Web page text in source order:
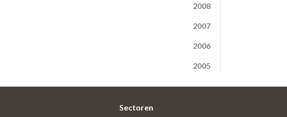
2008
2007
2006
2005
Sectoren